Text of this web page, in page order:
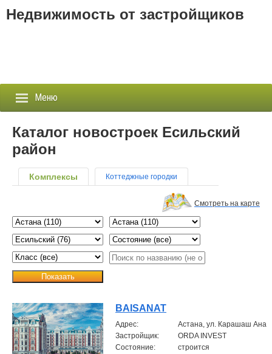
Недвижимость от застройщиков
Меню
Застройщики
Новостройки
События
Агентства
Кабинет
Каталог новостроек Есильский
район
Комплексы Коттеджные городки
Смотреть на карте
Показать
BAISANAT
Aдрес:
Астана, ул. Карашаш Ана
Застройщик:
ORDA INVEST
Состояние:
строится